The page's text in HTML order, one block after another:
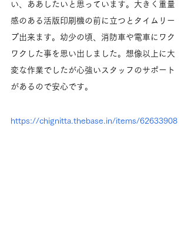
い、ああしたいと思っています。大きく重量
感のある活版印刷機の前に立つとタイムリー
プ出来ます。幼少の頃、消防車や電車にワク
ワクした事を思い出しました。想像以上に大
変な作業でしたが心強いスタッフのサポート
があるので安心です。
https://chignitta.thebase.in/items/62633908